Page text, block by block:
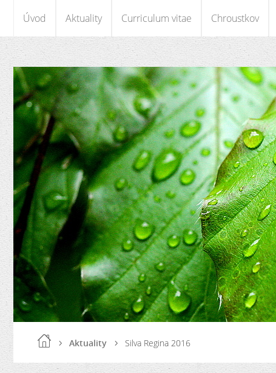
Úvod Aktuality Curriculum vitae Chroustkov
Aktuality Silva Regina 2016